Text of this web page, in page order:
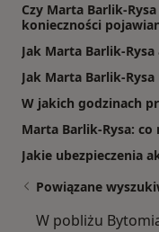
Czy Marta Barlik-
konieczności
Jak Marta Barlik-
Jak Marta Barlik-
W jakich godzinach
Marta Barlik-Rysa: co
Jakie ubezpieczenia
Powiązane
W pobliżu